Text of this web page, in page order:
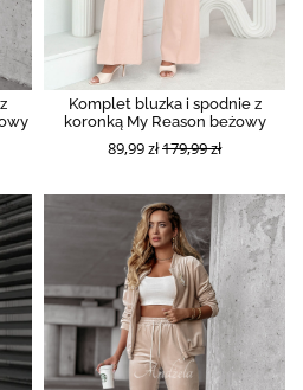
Komplet bluzka i spodnie z
koronką My Reason beżowy
89,99 zł179,99 zł